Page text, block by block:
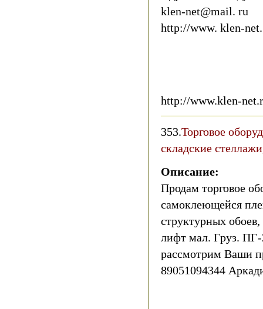
klen-net@mail. ru
http://www. klen-
http://www.klen-
353.Торговое
складские
Описание:
Продам торговое
самоклеющейся
структурных
лифт мал. Груз. ПГ-
рассмотрим Ваши
89051094344